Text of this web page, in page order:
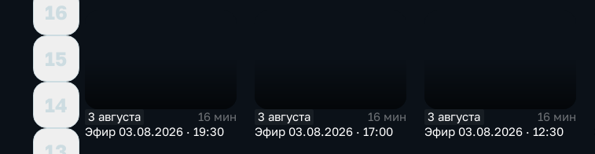
16
15
14
3 августа
16 мин
Эфир 03.08.2026 · 19:30
3 августа
16 мин
Эфир 03.08.2026 · 17:00
3 августа
16 мин
Эфир 03.08.2026 · 12:30